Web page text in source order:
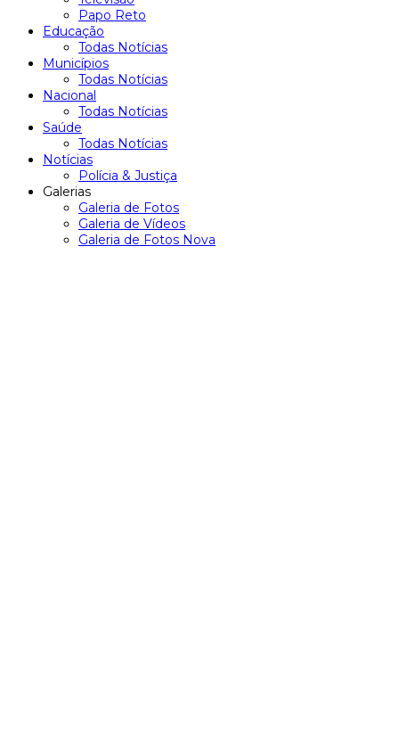
Papo Reto
Educação
Todas Notícias
Municípios
Todas Notícias
Nacional
Todas Notícias
Saúde
Todas Notícias
Notícias
Polícia & Justiça
Galerias
Galeria de Fotos
Galeria de Vídeos
Galeria de Fotos Nova